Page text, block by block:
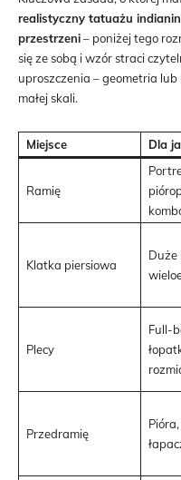
realistyczny tatuażu
przestrzeni– poniżej tego
się ze sobą i wzór straci
uproszczenia – geometria
małej skali.
Miejsce Dla
Ramię
Klatka piersiowa
Duże
Plecy
Full-
Przedramię